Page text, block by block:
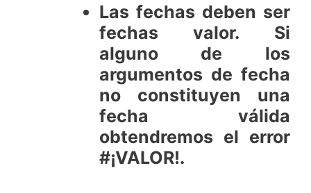
Las fechas deben ser
fechas valor. Si
alguno de los
argumentos de fecha
no constituyen una
fecha válida
obtendremos el error
#¡VALOR!.